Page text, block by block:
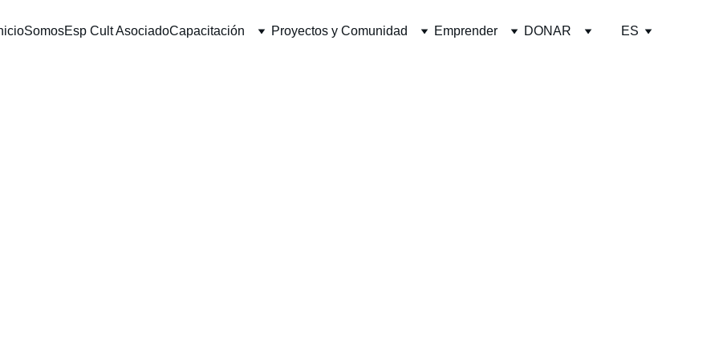
SomosEsp Cult AsociadoCapacitación Proyectos y Comunidad Emprender DONAR ES